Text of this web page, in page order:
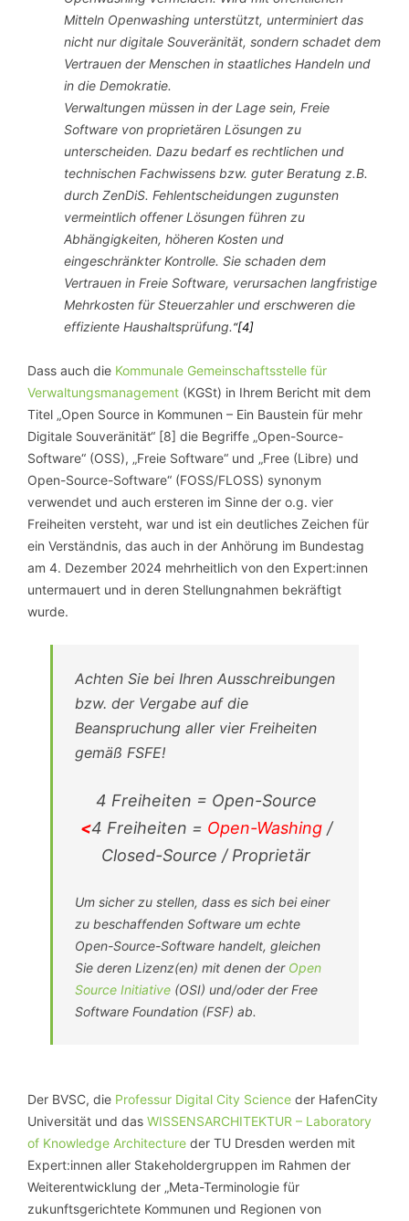
Mitteln Openwashing unterstützt, unterminiert das
nicht nur digitale Souveränität, sondern schadet dem
Vertrauen der Menschen in staatliches Handeln und
in die Demokratie.
Verwaltungen müssen in der Lage sein, Freie
Software von proprietären Lösungen zu
unterscheiden. Dazu bedarf es rechtlichen und
technischen Fachwissens bzw. guter Beratung z.B.
durch ZenDiS. Fehlentscheidungen zugunsten
vermeintlich offener Lösungen führen zu
Abhängigkeiten, höheren Kosten und
eingeschränkter Kontrolle. Sie schaden dem
Vertrauen in Freie Software, verursachen langfristige
Mehrkosten für Steuerzahler und erschweren die
effiziente Haushaltsprüfung.“[4]
Dass auch die Kommunale Gemeinschaftsstelle für
Verwaltungsmanagement (KGSt) in Ihrem Bericht mit dem
Titel „Open Source in Kommunen – Ein Baustein für mehr
Digitale Souveränität“ [8] die Begriffe „Open-Source-
Software“ (OSS), „Freie Software“ und „Free (Libre) und
Open-Source-Software“ (FOSS/FLOSS) synonym
verwendet und auch ersteren im Sinne der o.g. vier
Freiheiten versteht, war und ist ein deutliches Zeichen für
ein Verständnis, das auch in der Anhörung im Bundestag
am 4. Dezember 2024 mehrheitlich von den Expert:innen
untermauert und in deren Stellungnahmen bekräftigt
wurde.
Achten Sie bei Ihren Ausschreibungen
bzw. der Vergabe auf die
Beanspruchung aller vier Freiheiten
gemäß FSFE!
4 Freiheiten = Open-Source
<4 Freiheiten = Open-Washing/
Closed-Source / Proprietär
Um sicher zu stellen, dass es sich bei einer
zu beschaffenden Software um echte
Open-Source-Software handelt, gleichen
Sie deren Lizenz(en) mit denen der Open
Source Initiative (OSI) und/oder der Free
Software Foundation (FSF) ab.
Der BVSC, die Professur Digital City Science der HafenCity
Universität und das WISSENSARCHITEKTUR – Laboratory
of Knowledge Architecture der TU Dresden werden mit
Expert:innen aller Stakeholdergruppen im Rahmen der
Weiterentwicklung der „Meta-Terminologie für
zukunftsgerichtete Kommunen und Regionen von